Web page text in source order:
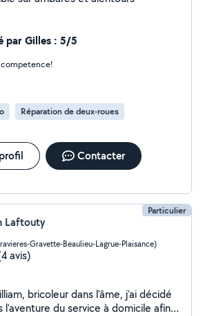
par Gilles : 5/5
Réparation de deux-roues
Contacter
Particulier
Laftouty
Gravette-Beaulieu-Lagrue-Plaisance)
avis)
l'aventure du service à domicile afin